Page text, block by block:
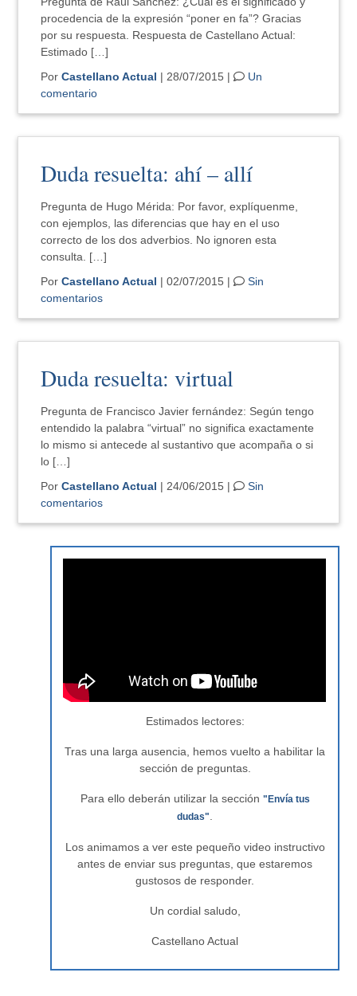
procedencia de la expresión “poner en fa”? Gracias
por su respuesta. Respuesta de Castellano Actual:
Estimado […]
PorCastellano Actual | 28/07/2015 |
Un
comentario
Duda resuelta: ahí – allí
Pregunta de Hugo Mérida: Por favor, explíquenme,
con ejemplos, las diferencias que hay en el uso
correcto de los dos adverbios. No ignoren esta
consulta. […]
PorCastellano Actual | 02/07/2015 |
Sin
comentarios
Duda resuelta: virtual
Pregunta de Francisco Javier fernández: Según tengo
entendido la palabra “virtual” no significa exactamente
lo mismo si antecede al sustantivo que acompaña o si
lo […]
PorCastellano Actual | 24/06/2015 |
Sin
comentarios
Estimados lectores:
Tras una larga ausencia, hemos vuelto a habilitar la
sección de preguntas.
Para ello deberán utilizar la sección "Envía tus
dudas"
Los animamos a ver este pequeño video instructivo
antes de enviar sus preguntas, que estaremos
gustosos de responder.
Un cordial saludo,
Castellano Actual